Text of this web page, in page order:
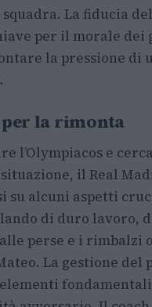
La fiducia
per il morale dei
la pressione di
la rimonta
l’Olympiacos e
il Real
su alcuni aspetti
di duro lavoro,
perse e i rimbalzi
La gestione del
elementi